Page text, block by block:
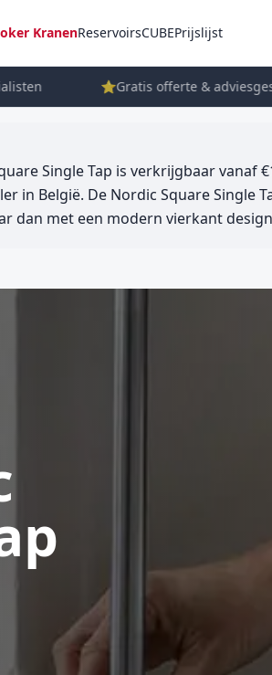
KranenReservoirsCUBEPrijslijst
Gratis offerte &
Single Tap is verkrijgbaar vanaf
in België. De Nordic Square Single
dan met een modern vierkant